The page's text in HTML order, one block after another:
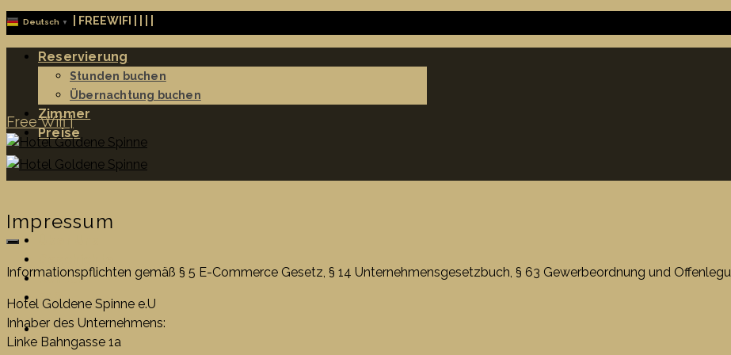
Deutsch ▼ FREEWIFI |
Reservierung
Stunden buchen
Übernachtung buchen
Zimmer
Preise
Kontakt
FAQ
Free Wifi |
Impressum
Informationspflichten gemäß § 5 E-Commerce Gesetz, § 14 Unternehmensgesetzbuch, § 63 Gewerbeordnung und
Hotel Goldene Spinne e.U
Inhaber des Unternehmens:
Linke Bahngasse 1a